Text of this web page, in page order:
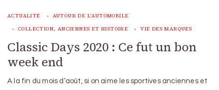
ACTUALITÉ AUTOUR DE L'AUTOMOBILE
COLLECTION, ANCIENNES ET HISTOIRE VIE DES MARQUES
Classic Days 2020 : Ce fut un bon
week end
A la fin du mois d’août, si on aime les sportives anciennes et